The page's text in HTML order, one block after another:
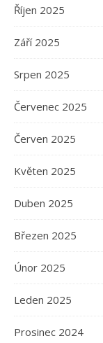
Říjen 2025
Září 2025
Srpen 2025
Červenec 2025
Červen 2025
Květen 2025
Duben 2025
Březen 2025
Únor 2025
Leden 2025
Prosinec 2024